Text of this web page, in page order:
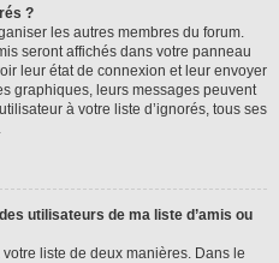
?
les autres membres du forum.
seront affichés dans votre panneau
leur état de connexion et leur envoyer
graphiques, leurs messages peuvent
à votre liste d’ignorés, tous ses
utilisateurs de ma liste d’amis ou
liste de deux manières. Dans le